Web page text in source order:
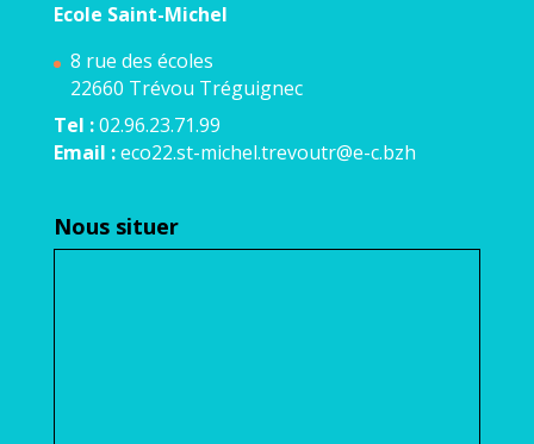
Ecole Saint-Michel
8 rue des écoles
22660 Trévou Tréguignec
Tel :02.96.23.71.99
Email :eco22.st-michel.trevoutr@e-c.bzh
Nous situer